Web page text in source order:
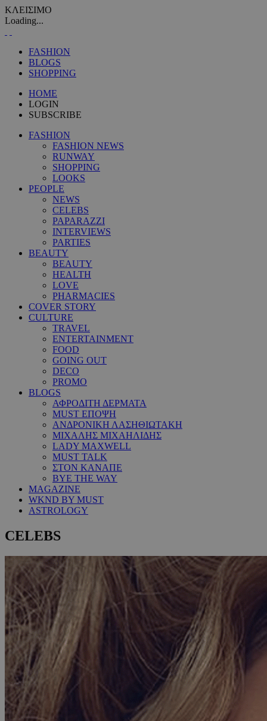
ΚΛΕΙΣΙΜΟ
Loading...
FASHION
BLOGS
SHOPPING
HOME
LOGIN
SUBSCRIBE
FASHION
FASHION NEWS
RUNWAY
SHOPPING
LOOKS
PEOPLE
NEWS
CELEBS
PAPARAZZI
INTERVIEWS
PARTIES
BEAUTY
BEAUTY
HEALTH
LOVE
PHARMACIES
COVER STORY
CULTURE
TRAVEL
ENTERTAINMENT
FOOD
GOING OUT
DECO
PROMO
BLOGS
ΑΦΡΟΔΙΤΗ ΔΕΡΜΑΤΑ
MUST ΕΠΟΨΗ
ΑΝΔΡΟΝΙΚΗ ΛΑΣΗΘΙΩΤΑΚΗ
ΜΙΧΑΛΗΣ ΜΙΧΑΗΛΙΔΗΣ
LADY MAXWELL
MUST TALK
ΣΤΟΝ ΚΑΝΑΠΕ
BYE THE WAY
MAGAZINE
WKND BY MUST
ASTROLOGY
CELEBS